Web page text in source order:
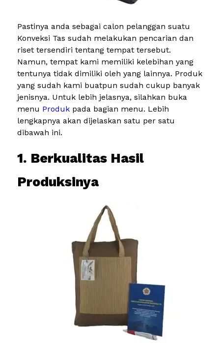
Pastinya anda sebagai calon pelanggan suatu
Konveksi Tas sudah melakukan pencarian dan
riset tersendiri tentang tempat tersebut.
Namun, tempat kami memiliki kelebihan yang
tentunya tidak dimiliki oleh yang lainnya. Produk
yang sudah kami buatpun sudah cukup banyak
jenisnya. Untuk lebih jelasnya, silahkan buka
menu Produk pada bagian menu. Lebih
lengkapnya akan dijelaskan satu per satu
dibawah ini.
1. Berkualitas Hasil
Produksinya